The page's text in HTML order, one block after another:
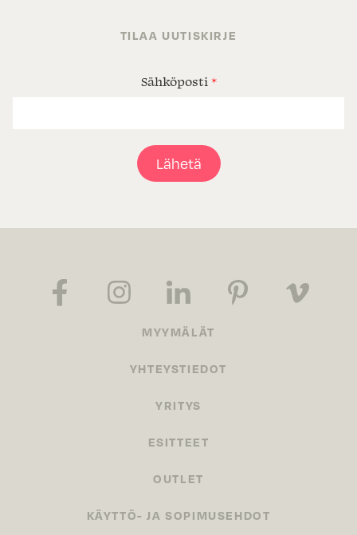
TILAA UUTISKIRJE
Sähköposti *
Lähetä
MYYMÄLÄT
YHTEYSTIEDOT
YRITYS
ESITTEET
OUTLET
KÄYTTÖ- JA SOPIMUSEHDOT